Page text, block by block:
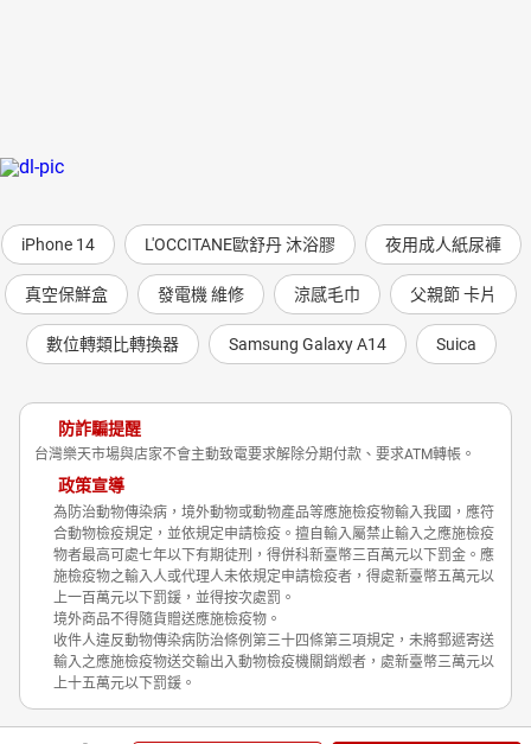
iPhone 14 L'OCCITANE歐舒丹 沐浴膠 夜用成人紙尿褲
真空保鮮盒 發電機 維修 涼感毛巾 父親節 卡片
數位轉類比轉換器 Samsung Galaxy A14 Suica
防詐騙提醒
台灣樂天市場與店家不會主動致電要求解除分期付款、要求ATM轉帳。
政策宣導
為防治動物傳染病，境外動物或動物產品等應施檢疫物輸入我國，應符
合動物檢疫規定，並依規定申請檢疫。擅自輸入屬禁止輸入之應施檢疫
物者最高可處七年以下有期徒刑，得併科新臺幣三百萬元以下罰金。應
施檢疫物之輸入人或代理人未依規定申請檢疫者，得處新臺幣五萬元以
上一百萬元以下罰鍰，並得按次處罰。
境外商品不得隨貨贈送應施檢疫物。
收件人違反動物傳染病防治條例第三十四條第三項規定，未將郵遞寄送
輸入之應施檢疫物送交輸出入動物檢疫機關銷燬者，處新臺幣三萬元以
上十五萬元以下罰鍰。